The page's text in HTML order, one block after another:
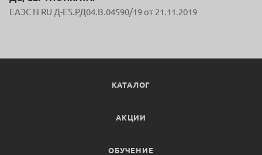
ЕАЭС N RU Д-ES.РД04.В.04590/19 от 21.11.2019
КАТАЛОГ
АКЦИИ
ОБУЧЕНИЕ